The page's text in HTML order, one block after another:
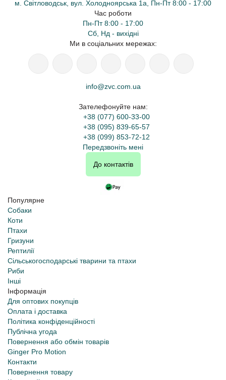
м. Світловодськ, вул. Холодноярська 1а, Пн-Пт 8:00 - 17:00
Час роботи
Пн-Пт 8:00 - 17:00
Сб, Нд - вихідні
Ми в соціальних мережах:
info@zvc.com.ua
Зателефонуйте нам:
+38 (077) 600-33-00
+38 (095) 839-65-57
+38 (099) 853-72-12
Передзвоніть мені
До контактів
Популярне
Собаки
Коти
Птахи
Гризуни
Рептилії
Сільськогосподарські тварини та птахи
Риби
Інші
Інформація
Для оптових покупців
Оплата і доставка
Політика конфіденційності
Публічна угода
Повернення або обмін товарів
Ginger Pro Motion
Контакти
Повернення товару